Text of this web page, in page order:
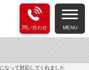
問い合わせ MENU
なって対応してくれました